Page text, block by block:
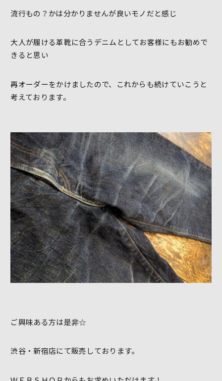
流行もの？かは分かりませんが良いモノだと感じ
大人が履ける革靴に合うデニムとしてお客様にもお勧めで
きると思い
再オーダーをかけましたので、これからも続けていこうと
考えております。
ご興味ある方は是非☆
渋谷・新宿店にて販売しております。